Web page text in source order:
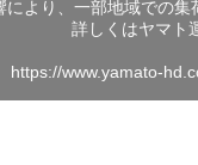
により、一部地域での集
詳しくはヤマト
https://www.yamato-